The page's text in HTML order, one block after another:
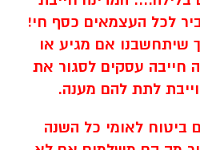
לא של ראש הממשלה
הציבור שמשלם כל
אותו בחזרה באמצעות
מקבל שרות ולא מקבל
- נותנת לו
שיכולה להיות נוק